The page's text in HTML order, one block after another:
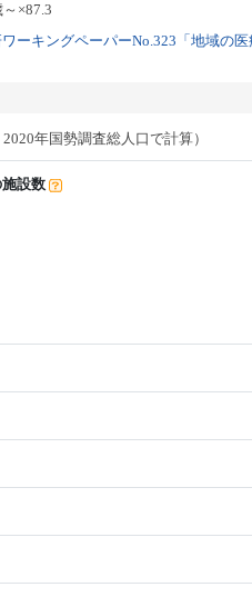
×87.3
ワーキングペーパーNo.323「地域の
年国勢調査総人口で計算）
設数